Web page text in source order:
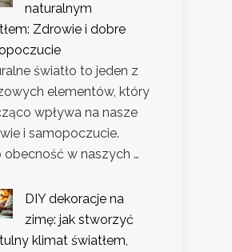
naturalnym
Zdrowie i dobre
światło to jeden z
elementów, który
wpływa na nasze
i samopoczucie.
obecność w naszych …
DIY dekoracje na
zimę: jak stworzyć
klimat światłem,